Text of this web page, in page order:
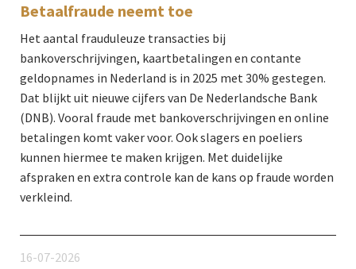
Betaalfraude neemt toe
Het aantal frauduleuze transacties bij
bankoverschrijvingen, kaartbetalingen en contante
geldopnames in Nederland is in 2025 met 30% gestegen.
Dat blijkt uit nieuwe cijfers van De Nederlandsche Bank
(DNB). Vooral fraude met bankoverschrijvingen en online
betalingen komt vaker voor. Ook slagers en poeliers
kunnen hiermee te maken krijgen. Met duidelijke
afspraken en extra controle kan de kans op fraude worden
verkleind.
16-07-2026